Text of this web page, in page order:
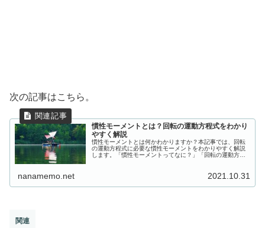
次の記事はこちら。
慣性モーメントとは？回転の運動方程式をわかり
やすく解説
慣性モーメントとは何かわかりますか？本記事では、回転
の運動方程式に必要な慣性モーメントをわかりやすく解説
します。「慣性モーメントってなに？」「回転の運動方程
nanamemo.net 2021.10.31
関連